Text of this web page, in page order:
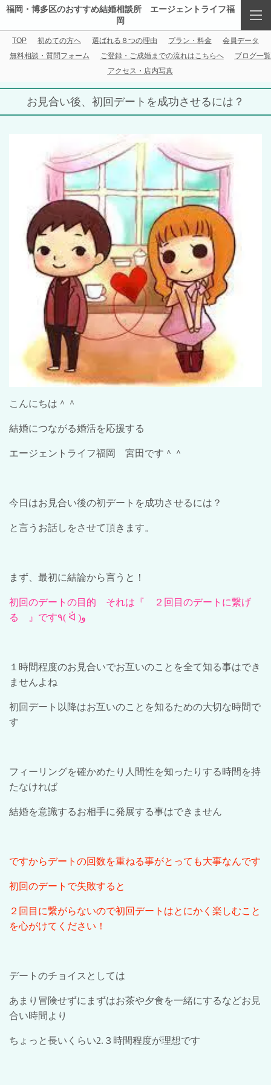
福岡・博多区のおすすめ結婚相談所 エージェントライフ福
岡
TOP 初めての方へ 選ばれる８つの理由 プラン・料金
会員データ
無料相談・質問フォーム
ご登録・ご成婚までの流れはこちらへ
ブログ一覧
アクセス・店内写真
お見合い後、初回デートを成功させるには？
こんにちは＾＾
結婚につながる婚活を応援する
エージェントライフ福岡 宮田です＾＾
今日はお見合い後の初デートを成功させるには？
と言うお話しをさせて頂きます。
まず、最初に結論から言うと！
初回のデートの目的 それは 『 ２回目のデートに繋げ
る 』 です٩( ᐛ )و
１時間程度のお見合いでお互いのことを全て知る事はでき
ませんよね
初回デート以降はお互いのことを知るための大切な時間で
す
フィーリングを確かめたり人間性を知ったりする時間を持
たなければ
結婚を意識するお相手に発展する事はできません
ですからデートの回数を重ねる事がとっても大事なんです
初回のデートで失敗すると
２回目に繋がらないので初回デートはとにかく楽しむこと
を心がけてください！
デートのチョイスとしては
あまり冒険せずにまずはお茶や夕食を一緒にするなどお見
合い時間より
ちょっと長いくらい2. ３時間程度が理想です